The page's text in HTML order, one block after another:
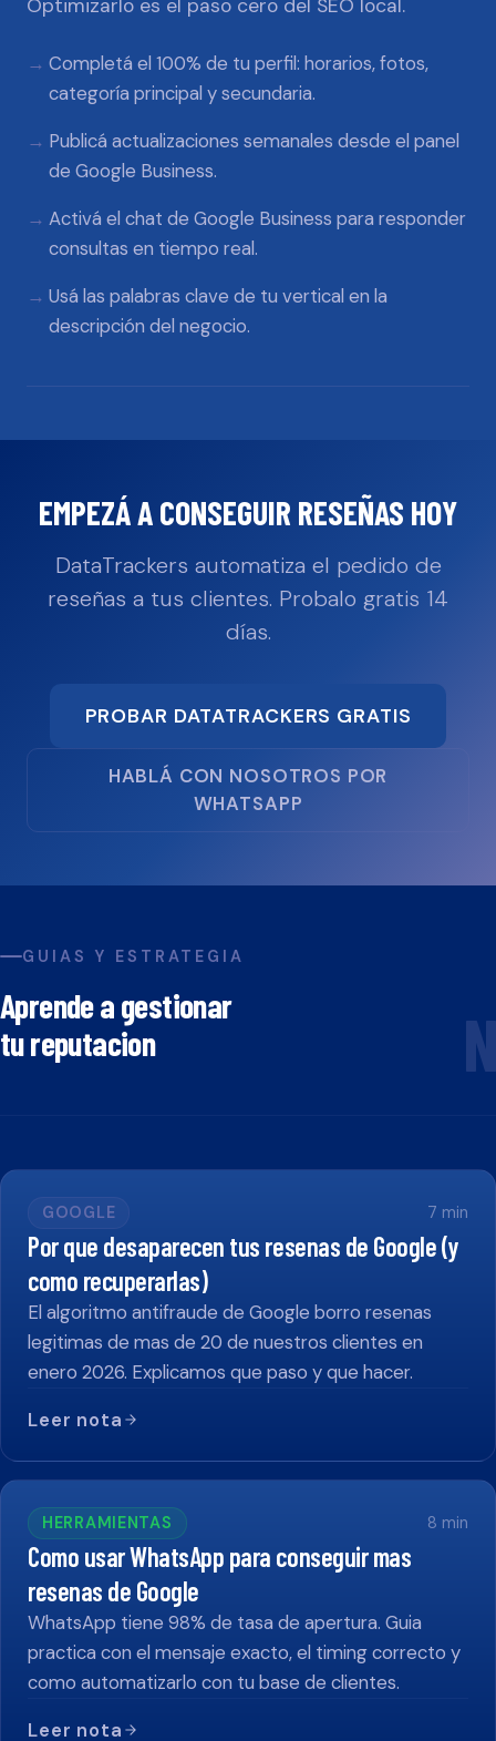
Optimizarlo es el paso cero del SEO local.
Completá el 100% de tu perfil: horarios, fotos,
categoría principal y secundaria.
Publicá actualizaciones semanales desde el panel
de Google Business.
Activá el chat de Google Business para responder
consultas en tiempo real.
Usá las palabras clave de tu vertical en la
descripción del negocio.
EMPEZÁ A CONSEGUIR RESEÑAS HOY
DataTrackers automatiza el pedido de
reseñas a tus clientes. Probalo gratis 14
días.
PROBAR DATATRACKERS GRATIS
HABLÁ CON NOSOTROS POR
WHATSAPP
GUIAS Y ESTRATEGIA
Aprende a gestionar
tu reputacion
N
GOOGLE 7 min
Por que desaparecen tus resenas de Google (y
como recuperarlas)
El algoritmo antifraude de Google borro resenas
legitimas de mas de 20 de nuestros clientes en
enero 2026. Explicamos que paso y que hacer.
Leer nota
HERRAMIENTAS 8 min
Como usar WhatsApp para conseguir mas
resenas de Google
WhatsApp tiene 98% de tasa de apertura. Guia
practica con el mensaje exacto, el timing correcto y
como automatizarlo con tu base de clientes.
Leer nota